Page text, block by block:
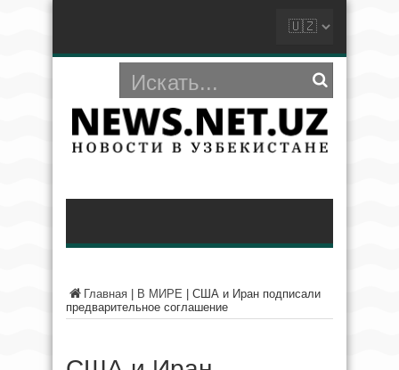
Главная В МИРЕ
США и Иран подписали
предварительное соглашение